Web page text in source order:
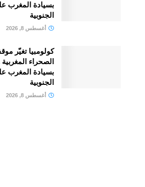
بسيادة المغرب
الجنوبية
أغسطس 8, 2026
كولومبيا تغيّر
الصحراء
بسيادة المغرب
الجنوبية
أغسطس 8, 2026